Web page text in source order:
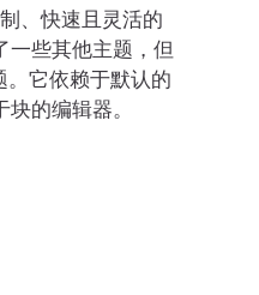
、快速且灵活的
一些其他主题，但
。它依赖于默认的
的编辑器。